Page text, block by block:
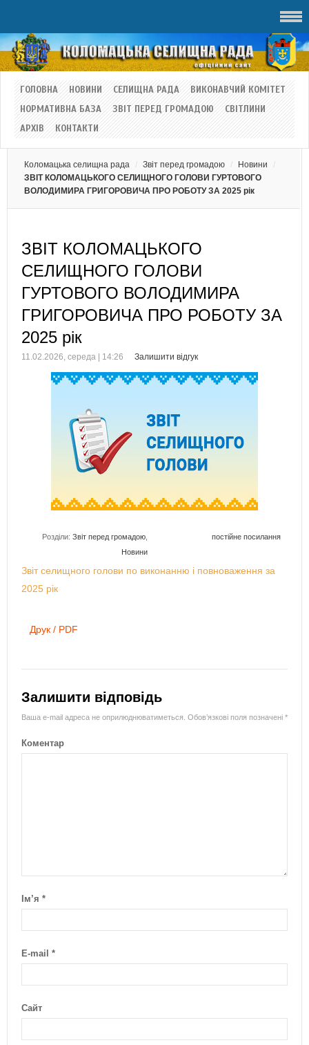
ГОЛОВНА НОВИНИ СЕЛИЩНА РАДА
ВИКОНАВЧИЙ КОМІТЕТ
НОРМАТИВНА БАЗА
ЗВІТ ПЕРЕД ГРОМАДОЮ
СВІТЛИНИ
АРХІВ
КОНТАКТИ
Коломацька селищна рада Звіт перед громадою
Новини
ЗВІТ КОЛОМАЦЬКОГО СЕЛИЩНОГО ГОЛОВИ ГУРТОВОГО
ВОЛОДИМИРА ГРИГОРОВИЧА ПРО РОБОТУ ЗА 2025 рік
ЗВІТ КОЛОМАЦЬКОГО
СЕЛИЩНОГО ГОЛОВИ
ГУРТОВОГО ВОЛОДИМИРА
ГРИГОРОВИЧА ПРО РОБОТУ ЗА
2025 рік
11.02.2026, середа | 14:26 Залишити відгук
Розділи: Звіт перед громадою
Новини
постійне посилання
Звіт селищного голови по виконанню і повноваження за
2025 рік
Друк / PDF
Залишити відповідь
Ваша e-mail адреса не оприлюднюватиметься. Обов’язкові поля позначені *
Коментар
Ім’я *
E-mail *
Сайт